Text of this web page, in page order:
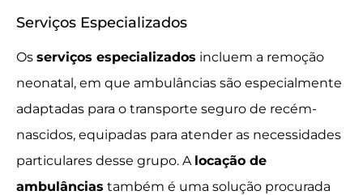
Serviços Especializados
Os serviços especializados incluem a remoção
neonatal, em que ambulâncias são especialmente
adaptadas para o transporte seguro de recém-
nascidos, equipadas para atender as necessidades
particulares desse grupo. A locação de
ambulâncias também é uma solução procurada